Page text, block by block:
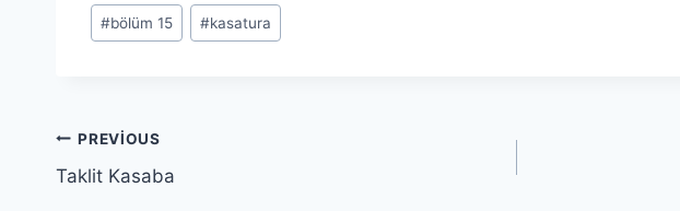
Post
Tags:
#bölüm 15 #kasatura
Yazı
gezinmesi
PREVIOUS
Taklit Kasaba